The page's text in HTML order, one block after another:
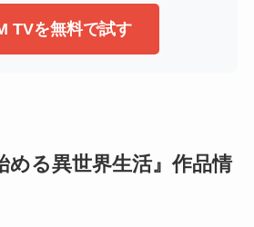
TVを無料で試す
める異世界生活』作品情